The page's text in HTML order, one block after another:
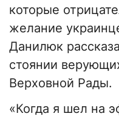
которые
желание
Данилюк
стоянии
Верховной Рады.
«Когда я шел на